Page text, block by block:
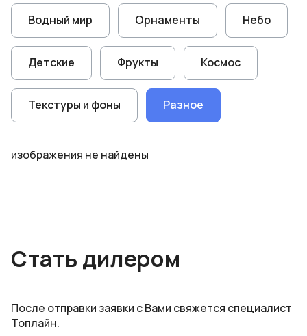
Водный мир Орнаменты Небо
Детские Фрукты Космос
Текстуры и фоны Разное
изображения не найдены
Стать дилером
После отправки заявки с Вами свяжется специалист
Топлайн.